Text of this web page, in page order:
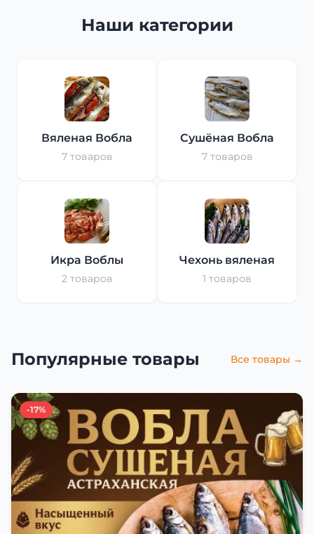
Наши категории
Вяленая Вобла
7 товаров
Сушёная Вобла
7 товаров
Икра Воблы
2 товаров
Чехонь вяленая
1 товаров
Популярные товары Все товары →
-17%